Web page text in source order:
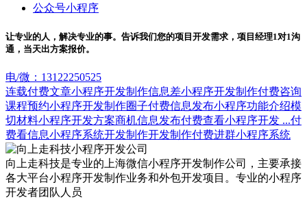
公众号小程序
让专业的人，解决专业的事。告诉我们您的项目开发需求，项目经理1对1沟
通，当天出方案报价。
电/微：13122250525
连载付费文章小程序开发制作信息差小程序开发制作付费咨询
课程预约小程序开发制作圈子付费信息发布小程序功能介绍模
切材料小程序开发方案商机信息发布付费查看小程序开发 ...付
费看信息小程序系统开发制作开发制作付费进群小程序系统
向上走科技是专业的上海微信小程序开发制作公司，主要承接
各大平台小程序开发制作业务和外包开发项目。专业的小程序
开发者团队人员